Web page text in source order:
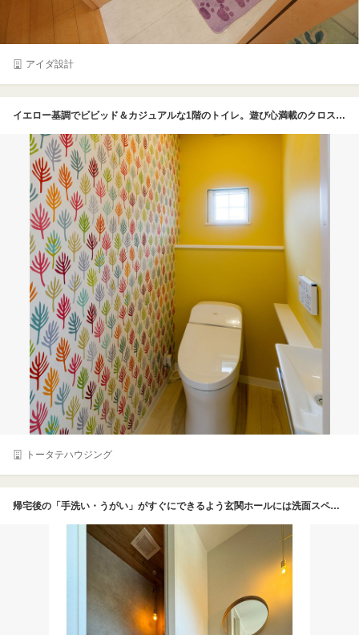
アイダ設計
イエロー基調でビビッド＆カジュアルな1階のトイレ。遊び心満載のクロスはトイレ空間を明るくし、元気が出てきそう。2階のトイレはグリーン基調でまとめた。奥までつながる長いカウンターや細長い手洗いなど、空間を有効活用する工夫に満ちている
トータテハウジング
帰宅後の「手洗い・うがい」がすぐにできるよう玄関ホールには洗面スペースを設置。スタイリッシュな雰囲気のトイレも魅力